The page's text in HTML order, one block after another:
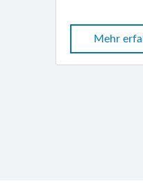
Mehr